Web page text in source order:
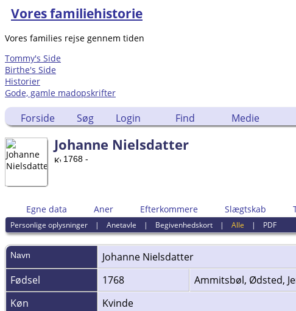
Vores familiehistorie
Vores families rejse gennem tiden
Tommy's Side
Birthe's Side
Historier
Gode, gamle madopskrifter
Forside Søg Login Find Medie
Johanne Nielsdatter
1768 -
Egne data Aner Efterkommere Slægtskab
Personlige oplysninger |Anetavle | Begivenhedskort |Alle | PDF
Navn Johanne Nielsdatter
Fødsel
1768
Ammitsbøl, Ødsted,
Køn
Kvinde